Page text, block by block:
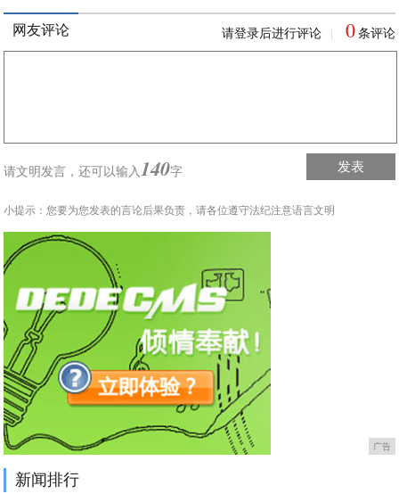
网友评论 请登录后进行评论 0 条评论
请文明发言，还可以输入 140字 发表
小提示：您要为您发表的言论后果负责，请各位遵守法纪注意语言文明
广告
新闻排行